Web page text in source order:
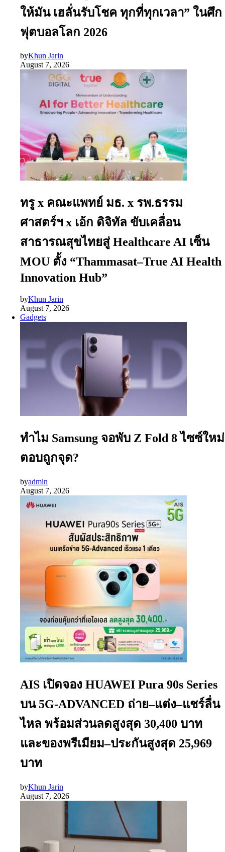
ให้มัน เฮลั่นรับโชค ทุกที่ทุกเวลา” ในศึก
ฟุตบอลโลก 2026
byKhun Jarin
August 7, 2026
ทรู x คณะแพทย์ มธ. x รพ.ธรรม
ศาสตร์ฯ x เอ้ก ดิจิทัล ขับเคลื่อน
สาธารณสุขไทยสู่ Healthcare AI เซ็น
MOU ตั้ง “Thammasat–True AI Health
Innovation Hub”
byKhun Jarin
August 7, 2026
Gadgets
ทำไม Samsung จอพับ Z Fold 8 ไซซ์ใหม่
ตอบถูกจุด?
byadmin
August 7, 2026
AIS เปิดจอง HUAWEI Pura 90s Series
บน 5G-ADVANCED ถ่าย–แต่ง–แชร์ลื่น
ไหล พร้อมส่วนลดสูงสุด 30,400 บาท
และของพรีเมียม–ประกันสูงสุด 25,969
บาท
byKhun Jarin
August 7, 2026